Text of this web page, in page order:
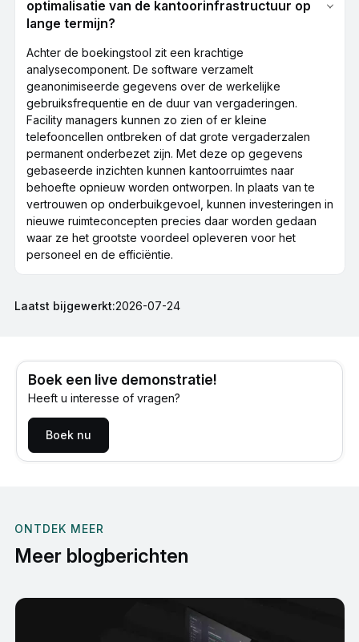
optimalisatie van de kantoorinfrastructuur op
lange termijn?
Achter de boekingstool zit een krachtige
analysecomponent. De software verzamelt
geanonimiseerde gegevens over de werkelijke
gebruiksfrequentie en de duur van vergaderingen.
Facility managers kunnen zo zien of er kleine
telefooncellen ontbreken of dat grote vergaderzalen
permanent onderbezet zijn. Met deze op gegevens
gebaseerde inzichten kunnen kantoorruimtes naar
behoefte opnieuw worden ontworpen. In plaats van te
vertrouwen op onderbuikgevoel, kunnen investeringen in
nieuwe ruimteconcepten precies daar worden gedaan
waar ze het grootste voordeel opleveren voor het
personeel en de efficiëntie.
Laatst bijgewerkt:2026-07-24
Boek een live demonstratie!
Heeft u interesse of vragen?
Boek nu
ONTDEK MEER
Meer blogberichten